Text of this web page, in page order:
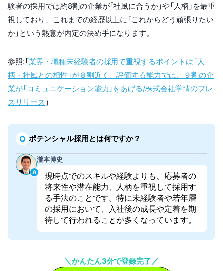
験者の採用では約8割の企業が「社風に合うか」や「人柄」を最重
視しており、これまでの経歴以上に「これからどう頑張りたい
か」という熱意が内定の決め手になります。
参照:「業界・職種未経験者の採用で重視するポイントは「人
柄・社風との相性」が８割近く。評価する能力では、９割の企
業が「コミュニケーション能力」をあげる/株式会社学情のプレ
スリリース 」
ポテンシャル採用とは何ですか？
瀧本博史
現時点でのスキルや経験よりも、応募者の
将来性や潜在能力、人柄を重視して採用す
る手法のことです。特に未経験者や若年層
の採用において、入社後の成長や定着を期
待して行われることが多くなっています。
＼かんたん3分で登録完了／